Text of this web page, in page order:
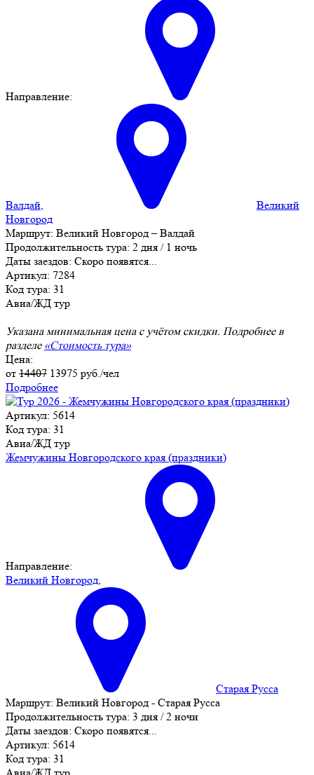
Направление:
Валдай,
Великий
Новгород
Маршрут: Великий Новгород – Валдай
Продолжительность тура: 2 дня / 1 ночь
Даты заездов: Скоро появятся...
Артикул: 7284
Код тура: 31
Авиа/ЖД тур
Указана минимальная цена с учётом скидки. Подробнее в
разделе «Стоимость тура»
Цена:
от 14407 13975 руб./чел
Подробнее
Артикул: 5614
Код тура: 31
Авиа/ЖД тур
Жемчужины Новгородского края (праздники)
Направление:
Великий Новгород,
Старая Русса
Маршрут: Великий Новгород - Старая Русса
Продолжительность тура: 3 дня / 2 ночи
Даты заездов: Скоро появятся...
Артикул: 5614
Код тура: 31